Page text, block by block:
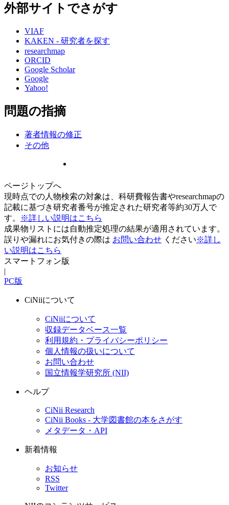
外部サイトでさがす
VIAF
KAKEN - 研究者を探す
researchmap
ORCID
Google Scholar
Google
Yahoo!
問題の指摘
著者情報の修正
その他
ページトップへ
現時点での人物検索の対象は、科研費報告書やresearchmapの
記載に基づき研究者番号が推定された研究者等約30万人で
す。
※詳しい説明はこちら
成果物リストには自動推定処理の結果が適用されています。
誤りや漏れにお気付きの際は お問い合わせ ください※詳し
い説明はこちら
スマートフォン版
|
PC版
CiNiiについて
CiNiiについて
収録データベース一覧
利用規約・プライバシーポリシー
個人情報の扱いについて
お問い合わせ
国立情報学研究所 (NII)
ヘルプ
CiNii Research
CiNii Books - 大学図書館の本をさがす
メタデータ・API
新着情報
お知らせ
RSS
Twitter